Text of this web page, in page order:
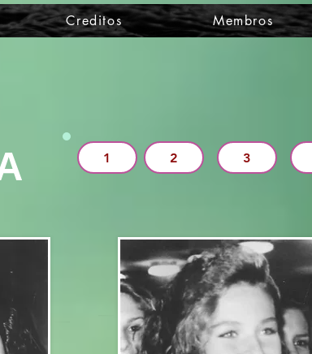
Creditos Membros
1 2 3